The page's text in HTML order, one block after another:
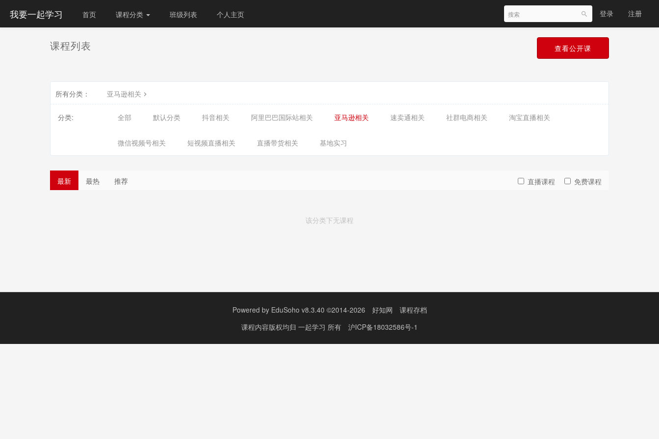
我要一起学习 首页 课程分类 班级列表 个人主页 登录 注册
课程列表 查看公开课
所有分类： 亚马逊相关
分类: 全部 默认分类 抖音相关 阿里巴巴国际站相关 亚马逊相关 速卖通相关 社群电商相关 淘宝直播相关
微信视频号相关 短视频直播相关 直播带货相关 基地实习
最新 最热 推荐 直播课程 免费课程
该分类下无课程
Powered by EduSoho v8.3.40 ©2014-2026 好知网
课程存档
课程内容版权均归 一起学习 所有 沪ICP备18032586号-1